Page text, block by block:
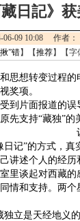
日記》
06-09 10:08 作者
”错】【推荐】【字
想转变过程的
奖项。
片面报道的误
先支持“藏独”的
记”的方式，
讲述个人的经历
谈起对西藏的
情和支持。两
立是天经地义